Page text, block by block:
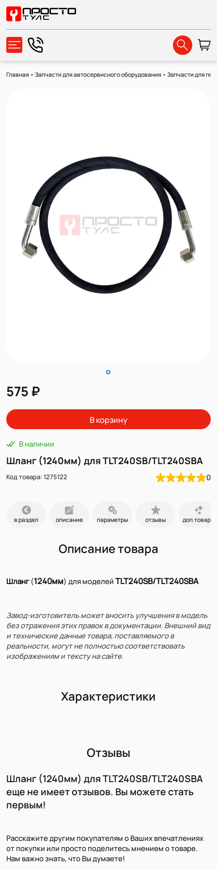
Главная •Запчасти для автосервисного оборудования •Запчасти для
575 ₽
В корзину
В наличии
Шланг (1240мм) для TLT240SB/TLT240SBA
Код товара: 1275122 0
в раздел описание параметры отзывы доп.товары
Описание товара
Шланг(1240мм) для моделейTLT240SB/TLT240SBA
Завод-изготовитель может вносить улучшения в модель
без отражения этих правок в документации. Внешний вид
и технические данные товара, поставляемого в
реальности, могут не полностью соответствовать
изображениям и тексту на сайте.
Характеристики
Отзывы
Шланг (1240мм) для TLT240SB/TLT240SBA
еще не имеет отзывов. Вы можете стать
первым!
Расскажите другим покупателям о Ваших впечатлениях
от покупки или просто поделитесь мнением о товаре.
Нам важно знать, что Вы думаете!